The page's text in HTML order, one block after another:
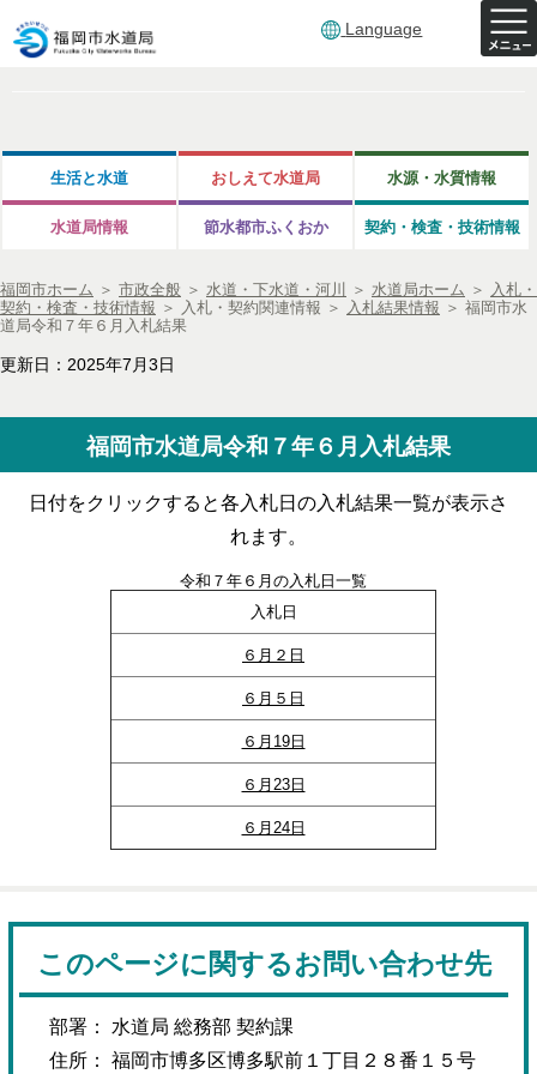
Language
生活と水道 おしえて水道局 水源・水質情報
水道局情報 節水都市ふくおか 契約・検査・技術情報
福岡市ホーム ＞ 市政全般 ＞ 水道・下水道・河川 ＞ 水道局ホーム ＞ 入札・
契約・検査・技術情報 ＞ 入札・契約関連情報 ＞ 入札結果情報 ＞ 福岡市水
道局令和７年６月入札結果
更新日：2025年7月3日
福岡市水道局令和７年６月入札結果
日付をクリックすると各入札日の入札結果一覧が表示さ
れます。
令和７年６月の入札日一覧
入札日
６月２日
６月５日
６月19日
６月23日
６月24日
このページに関するお問い合わせ先
部署： 水道局 総務部 契約課
住所： 福岡市博多区博多駅前１丁目２８番１５号